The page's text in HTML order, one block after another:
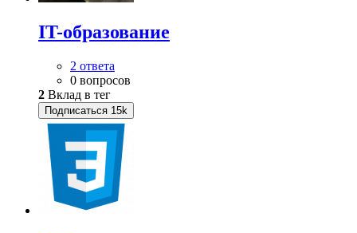
IT-образование
2 ответа
0 вопросов
2 Вклад в тег
Подписаться 15k